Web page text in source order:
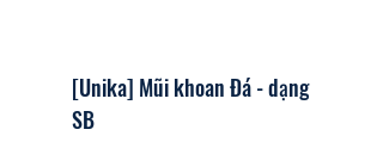
[Unika] Mũi khoan Đá - dạng
SB